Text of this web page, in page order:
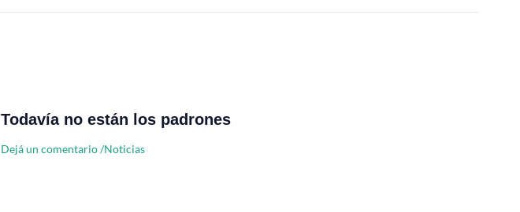
Todavía no están los padrones
Dejá un comentario /Noticias